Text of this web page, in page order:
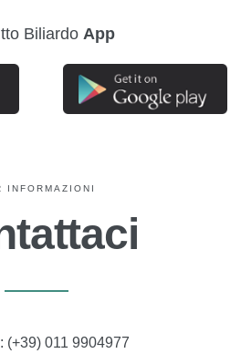
Biliardo App
INFORMAZIONI
(+39) 011 9904977